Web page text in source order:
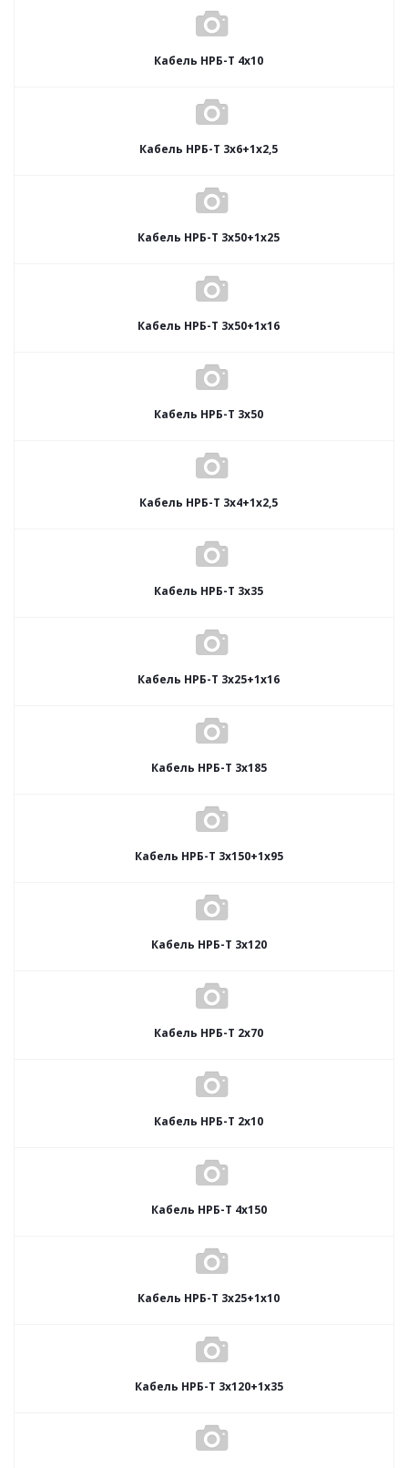
Кабель НРБ-Т 4х10
Кабель НРБ-Т 3х6+1х2,5
Кабель НРБ-Т 3х50+1х25
Кабель НРБ-Т 3х50+1х16
Кабель НРБ-Т 3х50
Кабель НРБ-Т 3х4+1х2,5
Кабель НРБ-Т 3х35
Кабель НРБ-Т 3х25+1х16
Кабель НРБ-Т 3х185
Кабель НРБ-Т 3х150+1х95
Кабель НРБ-Т 3х120
Кабель НРБ-Т 2х70
Кабель НРБ-Т 2х10
Кабель НРБ-Т 4х150
Кабель НРБ-Т 3х25+1х10
Кабель НРБ-Т 3х120+1х35